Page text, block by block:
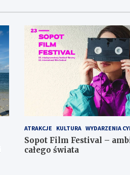
ATRAKCJE KULTURA WYDARZENIA
Sopot Film Festival –
całego świata